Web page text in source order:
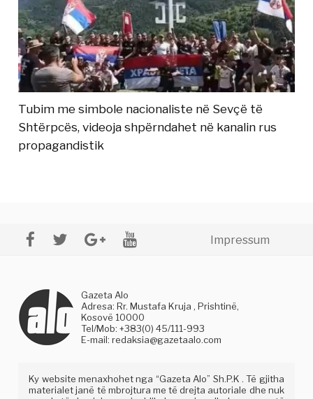
Tubim me simbole nacionaliste në Sevçë të
Shtërpcës, videoja shpërndahet në kanalin rus
propagandistik
Impressum
Gazeta Alo
Adresa: Rr. Mustafa Kruja , Prishtinë,
Kosovë 10000
Tel/Mob: +383(0) 45/111-993
E-mail:redaksia@gazetaalo.com
Ky website menaxhohet nga “Gazeta Alo” Sh.P.K . Të gjitha
materialet janë të mbrojtura me të drejta autoriale dhe nuk